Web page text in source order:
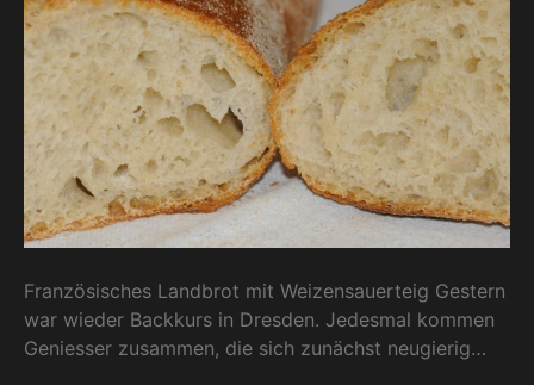
Französisches Landbrot mit Weizensauerteig Gestern
war wieder Backkurs in Dresden. Jedesmal kommen
Geniesser zusammen, die sich zunächst neugierig…